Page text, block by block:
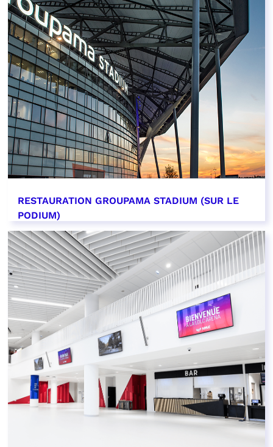
RESTAURATION GROUPAMA STADIUM (SUR LE
PODIUM)
EN SAVOIR PLUS